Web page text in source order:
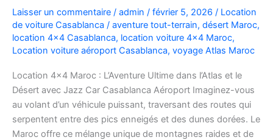
Laisser un commentaire / admin / février 5, 2026 / Location
de voiture Casablanca / aventure tout-terrain, désert Maroc,
location 4x4 Casablanca, location voiture 4x4 Maroc,
Location voiture aéroport Casablanca, voyage Atlas Maroc
Location 4×4 Maroc : L’Aventure Ultime dans l’Atlas et le
Désert avec Jazz Car Casablanca Aéroport Imaginez-vous
au volant d’un véhicule puissant, traversant des routes qui
serpentent entre des pics enneigés et des dunes dorées. Le
Maroc offre ce mélange unique de montagnes raides et de